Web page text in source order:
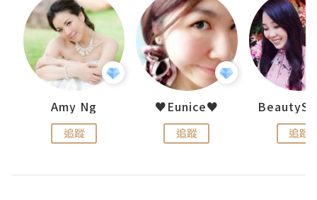
Amy Ng
追蹤
♥Eunice♥
追蹤 追蹤